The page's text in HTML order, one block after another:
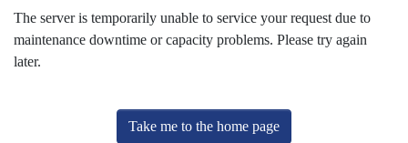
The server is temporarily unable to service your request due to
maintenance downtime or capacity problems. Please try again
later.
Take me to the home page